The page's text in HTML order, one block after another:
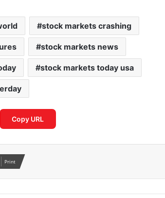
stock markets crashing
stock markets news
stock markets today usa
Copy URL
Print
मिलेगा रिटर्न जानकर रह जाएंगे